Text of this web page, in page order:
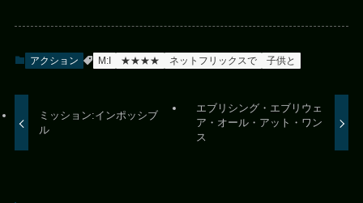
アクション M:I ★★★★ ネットフリックスで 子供と
ミッション:インポッシブ
ル
エブリシング・エブリウェ
ア・オール・アット・ワン
ス